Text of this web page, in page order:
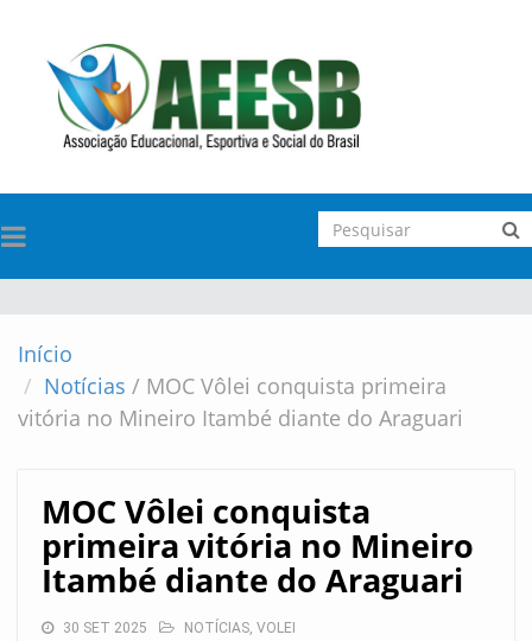
TOGGLE
NAVIGATION
Início
Notícias / MOC Vôlei conquista primeira
vitória no Mineiro Itambé diante do Araguari
MOC Vôlei conquista
primeira vitória no Mineiro
Itambé diante do Araguari
30 SET 2025 NOTÍCIAS, VOLEI